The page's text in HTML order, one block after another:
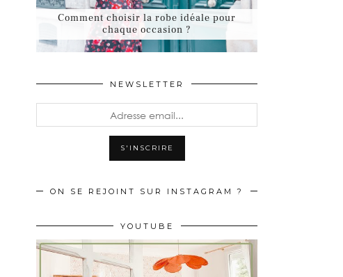
Comment choisir la robe idéale pour
chaque occasion ?
NEWSLETTER
ON SE REJOINT SUR INSTAGRAM ?
YOUTUBE